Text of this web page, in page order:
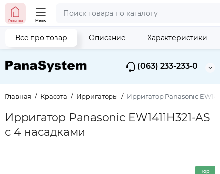
(063) 233-233-0
Главная Меню
Главная Красота Ирригаторы Ирригатор Panasonic
Ирригатор Panasonic EW1411H321-AS
с 4 насадками
Все про товар Описание Характеристики
Top